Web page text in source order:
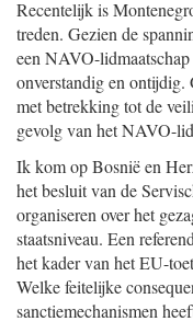
Recentelijk is
treden. Gezien de
een NAVO-
onverstandig en ontijdig.
met betrekking tot de
gevolg van het NAVO-
Ik kom op Bosnië en
het besluit van de
organiseren over het
staatsniveau. Een
het kader van het EU-
Welke feitelijke
sanctiemechanismen